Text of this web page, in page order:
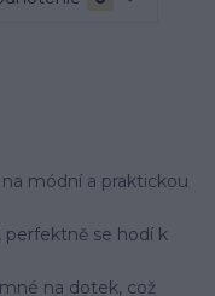
módní a praktickou
perfektně se hodí k
na dotek, což